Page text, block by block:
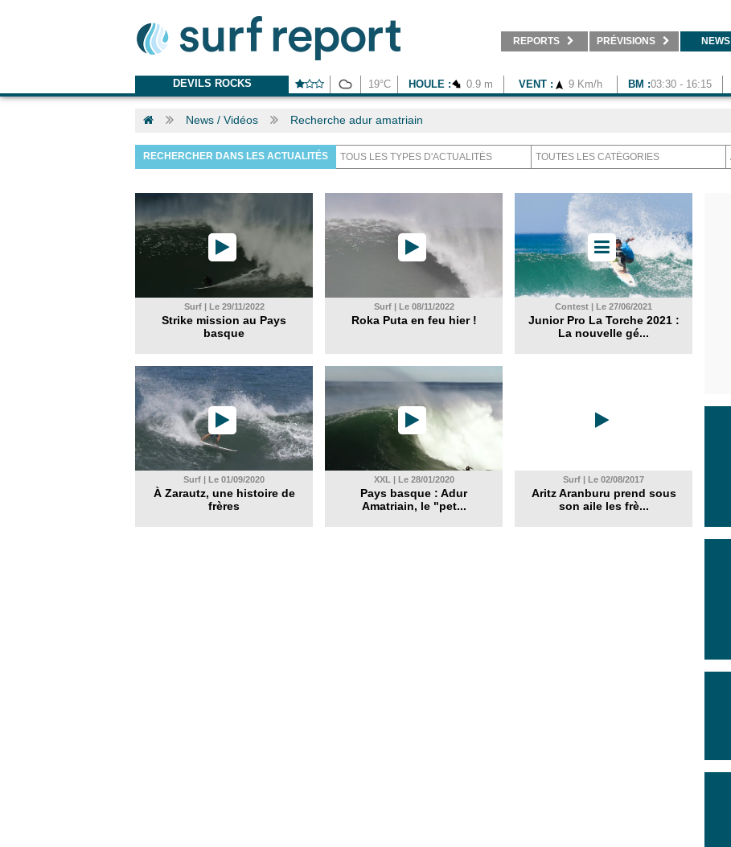
REPORTS PRÉVISIONS NEWS
DEVILS ROCKS 19°C HOULE : 0.9 m VENT : 9 Km/h BM :03:30 - 16:15
News / Vidéos Recherche adur amatriain
RECHERCHER DANS LES ACTUALITÉS
Surf | Le 29/11/2022
Strike mission au Pays
basque
Surf | Le 08/11/2022
Roka Puta en feu hier !
Contest | Le 27/06/2021
Junior Pro La Torche 2021 :
La nouvelle gé...
Surf | Le 01/09/2020
À Zarautz, une histoire de
frères
XXL | Le 28/01/2020
Pays basque : Adur
Amatriain, le "pet...
Surf | Le 02/08/2017
Aritz Aranburu prend sous
son aile les frè...